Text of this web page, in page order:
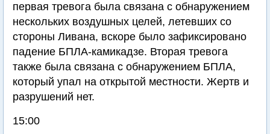
первая тревога была связана с обнаружением
нескольких воздушных целей, летевших со
стороны Ливана, вскоре было зафиксировано
падение БПЛА-камикадзе. Вторая тревога
также была связана с обнаружением БПЛА,
который упал на открытой местности. Жертв и
разрушений нет.
15:00